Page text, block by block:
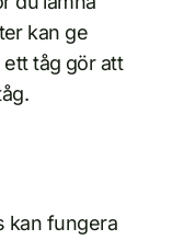
kan ge
tåg gör att
kan fungera